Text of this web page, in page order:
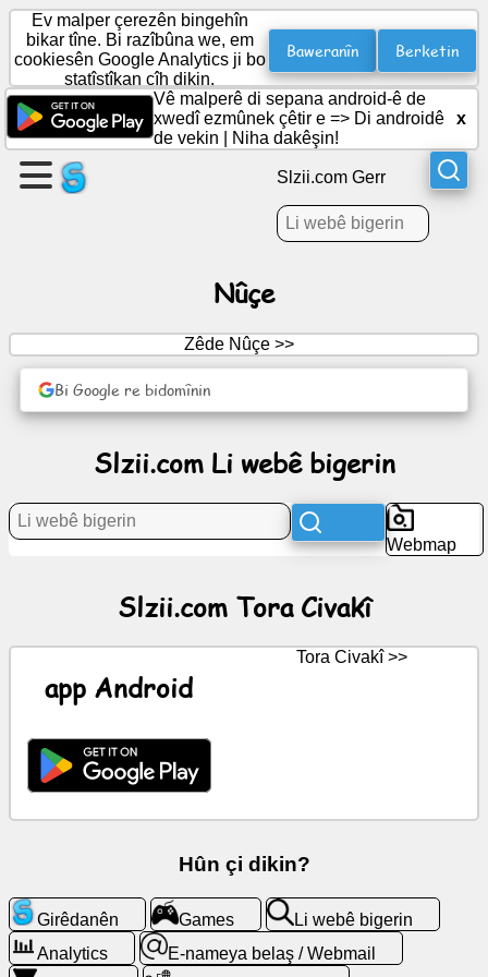
Rûpelek
çêbikin
Kom
biafirînin
Axaftin
Nûçe
Têkilî
Games
webê
bigerin
Ev malper çerezên bingehîn
bikar tîne. Bi razîbûna we, em
cookiesên Google Analytics ji bo
statîstîkan cîh dikin.
Baweranîn Berketin
Vê malperê di sepana android-ê de
xwedî ezmûnek çêtir e => Di androidê
de vekin
Niha dakêşin!
x
Slzii.com Gerr
Nûçe
Zêde Nûçe >>
Bi Google re bidomînin
Slzii.com Li webê bigerin
Webmap
Slzii.com Tora Civakî
app Android
Tora Civakî >>
Hûn çi dikin?
Girêdanên Games
Li webê bigerin
Analytics
E-nameya belaş / Webmail